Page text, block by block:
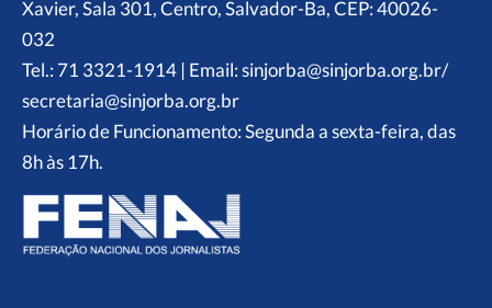
Xavier, Sala 301, Centro, Salvador-Ba, CEP: 40026-
032
Tel.: 71 3321-1914 | Email: sinjorba@sinjorba.org.br/
secretaria@sinjorba.org.br
Horário de Funcionamento: Segunda a sexta-feira, das
8h às 17h.